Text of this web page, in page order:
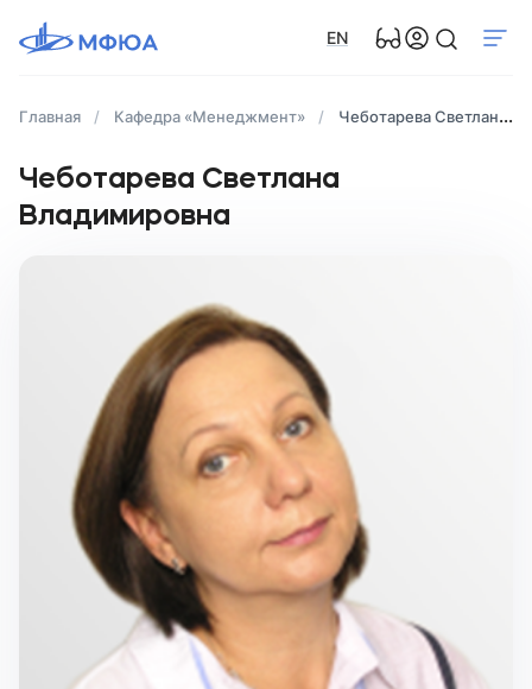
EN
Главная Кафедра «Менеджмент» Чеботарева Светлана Владимировна
Чеботарева Светлана
Владимировна